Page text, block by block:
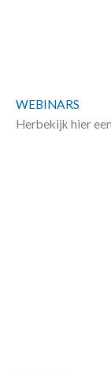
WEBINARS
Herbekijk hier